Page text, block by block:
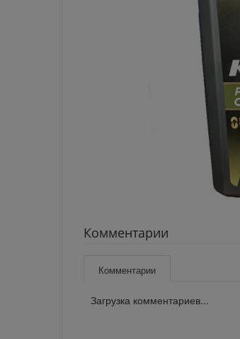
Комментарии
Комментарии
Загрузка комментариев...